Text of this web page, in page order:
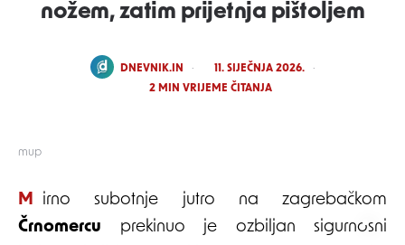
mup
nožem, zatim prijetnja pištoljem
POSTED
DNEVNIK.IN
11. SIJEČNJA 2026.
2 MIN VRIJEME ČITANJA
Mirno subotnje jutro na zagrebačkom
Črnomercu prekinuo je ozbiljan sigurnosni